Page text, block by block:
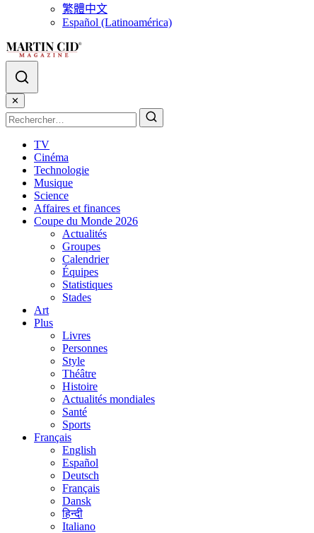
繁體中文
Español (Latinoamérica)
✕
TV
Cinéma
Technologie
Musique
Science
Affaires et finances
Coupe du Monde 2026
Actualités
Groupes
Calendrier
Équipes
Statistiques
Stades
Art
Plus
Livres
Personnes
Style
Théâtre
Histoire
Actualités mondiales
Santé
Sports
Français
English
Español
Deutsch
Français
Dansk
हिन्दी
Italiano